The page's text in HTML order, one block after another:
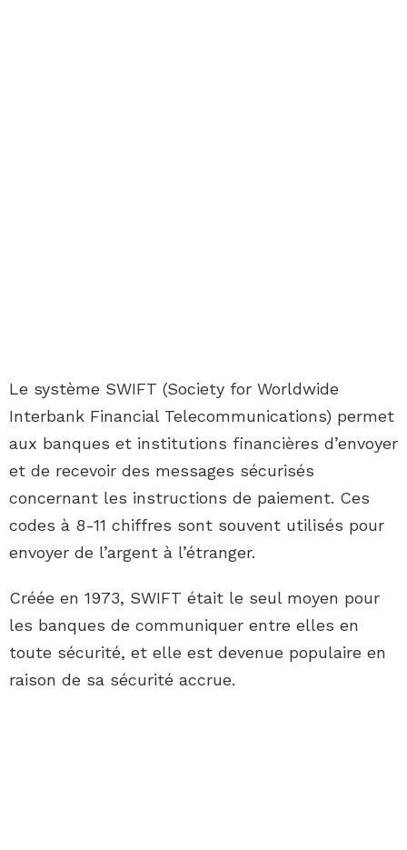
Le système SWIFT (Society for Worldwide
Interbank Financial Telecommunications) permet
aux banques et institutions financières d’envoyer
et de recevoir des messages sécurisés
concernant les instructions de paiement. Ces
codes à 8-11 chiffres sont souvent utilisés pour
envoyer de l’argent à l’étranger.
Créée en 1973, SWIFT était le seul moyen pour
les banques de communiquer entre elles en
toute sécurité, et elle est devenue populaire en
raison de sa sécurité accrue.